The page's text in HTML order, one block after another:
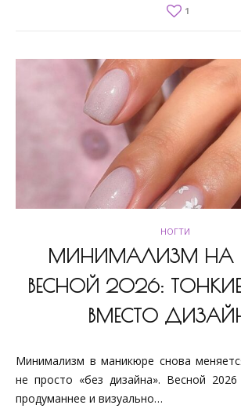
1
НОГТИ
МИНИМАЛИЗМ НА
ВЕСНОЙ 2026:
ВМЕСТО
Минимализм в маникюре снова меняется, но теперь это
не просто «без дизайна». Весной
продуманнее и визуально…